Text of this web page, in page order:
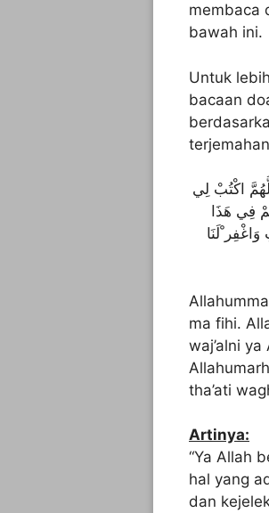
membaca
bawah ini.
Untuk
bacaan
اكْتُبْ لِي
فِي هَذَا
ْلَنَا
ma fihi.
waj’alni
tha’ati
Artinya:
“Ya Allah
hal yang
dan